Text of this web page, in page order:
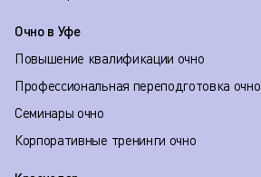
Очно в Уфе
Повышение квалификации очно
Профессиональная переподготовка очно
Семинары очно
Корпоративные тренинги очно